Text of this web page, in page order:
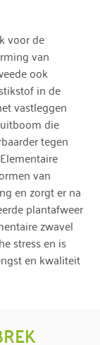
voor de
van
ook
in de
vastleggen
die
tegen
van
en zorgt er na
plantafweer
zwavel
stress en is
en kwaliteit